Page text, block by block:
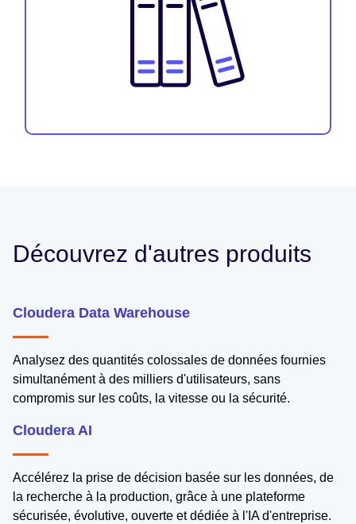
Découvrez d'autres produits
Cloudera Data Warehouse
Analysez des quantités colossales de données fournies
simultanément à des milliers d'utilisateurs, sans
compromis sur les coûts, la vitesse ou la sécurité.
Cloudera AI
Accélérez la prise de décision basée sur les données, de
la recherche à la production, grâce à une plateforme
sécurisée, évolutive, ouverte et dédiée à l'IA d'entreprise.